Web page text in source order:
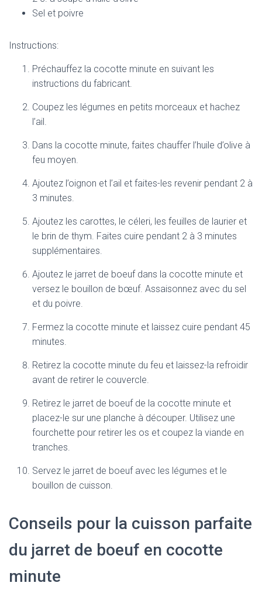
Sel et poivre
Instructions:
Préchauffez la cocotte minute en suivant les
instructions du fabricant.
Coupez les légumes en petits morceaux et hachez
l’ail.
Dans la cocotte minute, faites chauffer l’huile d’olive à
feu moyen.
Ajoutez l’oignon et l’ail et faites-les revenir pendant 2 à
3 minutes.
Ajoutez les carottes, le céleri, les feuilles de laurier et
le brin de thym. Faites cuire pendant 2 à 3 minutes
supplémentaires.
Ajoutez le jarret de boeuf dans la cocotte minute et
versez le bouillon de bœuf. Assaisonnez avec du sel
et du poivre.
Fermez la cocotte minute et laissez cuire pendant 45
minutes.
Retirez la cocotte minute du feu et laissez-la refroidir
avant de retirer le couvercle.
Retirez le jarret de boeuf de la cocotte minute et
placez-le sur une planche à découper. Utilisez une
fourchette pour retirer les os et coupez la viande en
tranches.
Servez le jarret de boeuf avec les légumes et le
bouillon de cuisson.
Conseils pour la cuisson parfaite
du jarret de boeuf en cocotte
minute